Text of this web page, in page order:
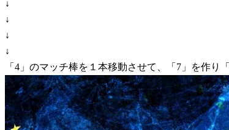
↓
↓
↓
↓
「4」のマッチ棒を１本移動させて、「7」を作り